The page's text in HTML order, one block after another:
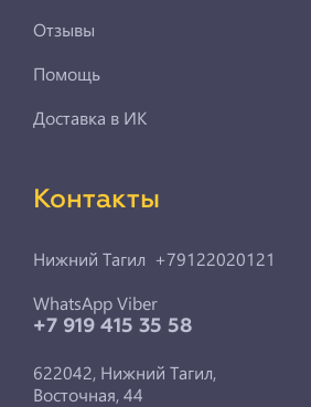
Отзывы
Помощь
Доставка в ИК
Контакты
Нижний Тагил +79122020121
WhatsApp Viber
+7 919 415 35 58
622042, Нижний Тагил,
Восточная, 44